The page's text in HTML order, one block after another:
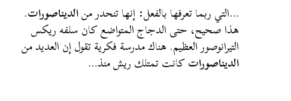
…التي ربما تعرفها بالفعل: إنها تنحدر منالديناصورات.
هذا صحيح، حتى الدجاج المتواضع كان سلفه ريكس
التيرانوصور العظيم. هناك مدرسة فكرية تقول إن العديد من
الديناصوراتكانت تمتلك ريش منذ…